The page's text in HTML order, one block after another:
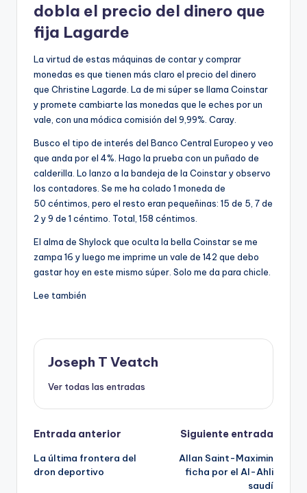
dobla el precio del dinero que
fija Lagarde
La virtud de estas máquinas de contar y comprar
monedas es que tienen más claro el precio del dinero
que Christine Lagarde. La de mi súper se llama Coinstar
y promete cambiarte las monedas que le eches por un
vale, con una módica comisión del 9,99%. Caray.
Busco el tipo de interés del Banco Central Euro­peo y veo
que anda por el 4%. Hago la prueba con un puñado de
calderilla. Lo lanzo a la bandeja de la Coinstar y observo
los contadores. Se me ha colado 1 moneda de
50 céntimos, pero el resto eran pequeñinas: 15 de 5, 7 de
2 y 9 de 1 céntimo. Total, 158 céntimos.
El alma de Shylock que oculta la bella Coinstar se me
zampa 16 y luego me imprime un vale de 142 que debo
gastar hoy en este mismo súper. Solo me da para chicle.
Lee también
Joseph T Veatch
Ver todas las entradas
Navegación
de
Entrada anterior
La última frontera del
dron deportivo
Siguiente entrada
Allan Saint-Maximin
ficha por el Al-Ahli
saudí